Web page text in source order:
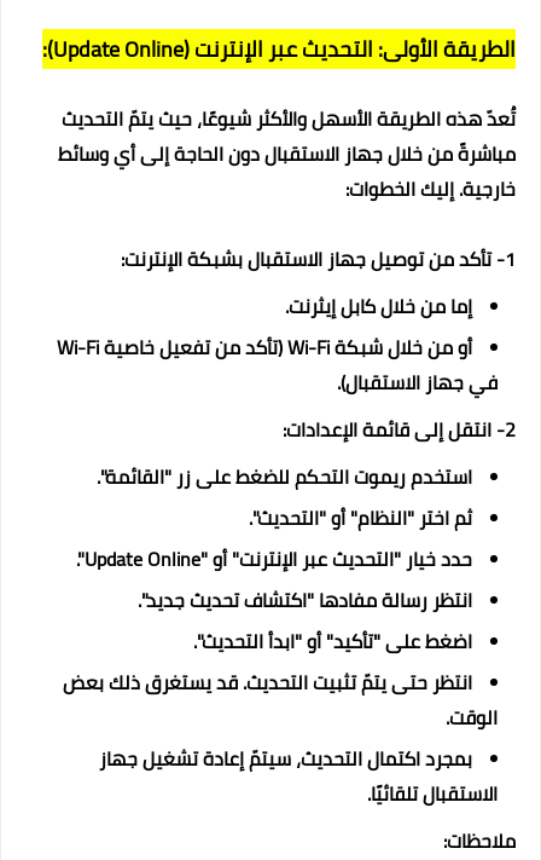
الطريقة الأولى: التحديث عبر الإنترنت (Update Online):
تُعدّ هذه الطريقة الأسهل والأكثر شيوعًا، حيث يتمّ التحديث
مباشرةً من خلال جهاز الاستقبال دون الحاجة إلى أي وسائط
خارجية. إليك الخطوات:
1- تأكد من توصيل جهاز الاستقبال بشبكة الإنترنت:
إما من خلال كابل إيثرنت.
أو من خلال شبكة Wi-Fi (تأكد من تفعيل خاصية Wi-Fi
في جهاز الاستقبال).
2- انتقل إلى قائمة الإعدادات:
استخدم ريموت التحكم للضغط على زر "القائمة".
ثم اختر "النظام" أو "التحديث".
حدد خيار "التحديث عبر الإنترنت" أو "Update Online".
انتظر رسالة مفادها "اكتشاف تحديث جديد".
اضغط على "تأكيد" أو "ابدأ التحديث".
انتظر حتى يتمّ تثبيت التحديث. قد يستغرق ذلك بعض
الوقت.
بمجرد اكتمال التحديث، سيتمّ إعادة تشغيل جهاز
الاستقبال تلقائيًا.
ملاحظات: